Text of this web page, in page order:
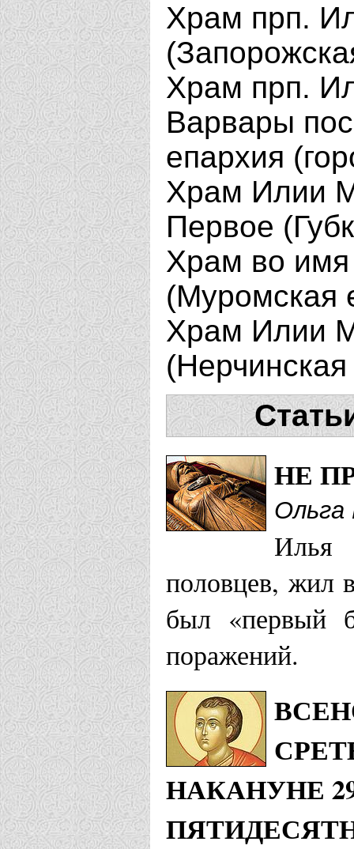
Храм прп.
Храм прп.
Варвары
епархия
Храм Илии
Первое
Храм во
(Муромская
Храм Илии
НЕ
Ольга
половцев, жил
был «первый
поражений.
НАКАНУНЕ